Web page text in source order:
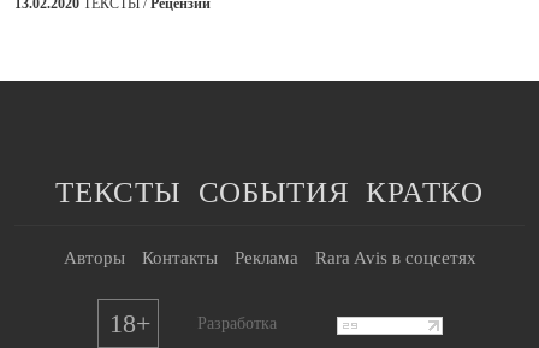
13.02.2020 ТЕКСТЫ /Рецензии
ТЕКСТЫ СОБЫТИЯ КРАТКО
Авторы Контакты Реклама Rara Avis в соцсетях
18+ Разработка